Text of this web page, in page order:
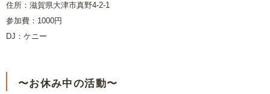
住所：滋賀県大津市真野4-2-1
参加費：1000円
DJ：ケニー
〜お休み中の活動〜